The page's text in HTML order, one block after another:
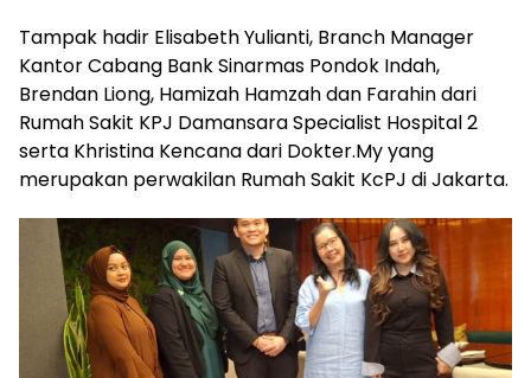
Tampak hadir Elisabeth Yulianti, Branch Manager
Kantor Cabang Bank Sinarmas Pondok Indah,
Brendan Liong, Hamizah Hamzah dan Farahin dari
Rumah Sakit KPJ Damansara Specialist Hospital 2
serta Khristina Kencana dari Dokter.My yang
merupakan perwakilan Rumah Sakit KcPJ di Jakarta.